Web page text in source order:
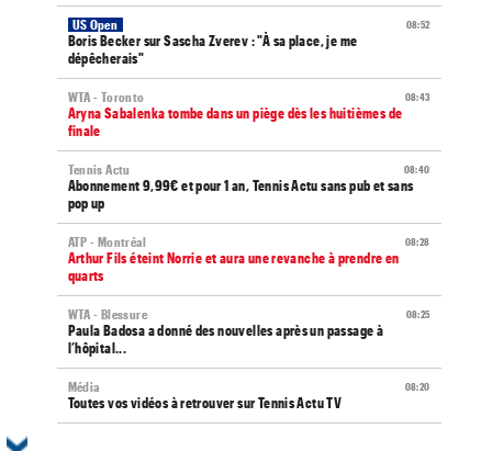
08:52
US Open
Boris Becker sur Sascha Zverev : "À sa place, je me
dépêcherais"
08:43
WTA - Toronto
Aryna Sabalenka tombe dans un piège dès les huitièmes de
finale
08:40
Tennis Actu
Abonnement 9,99€ et pour 1 an, Tennis Actu sans pub et sans
pop up
08:28
ATP - Montréal
Arthur Fils éteint Norrie et aura une revanche à prendre en
quarts
08:25
WTA - Blessure
Paula Badosa a donné des nouvelles après un passage à
l’hôpital...
08:20
Média
Toutes vos vidéos à retrouver sur Tennis Actu TV